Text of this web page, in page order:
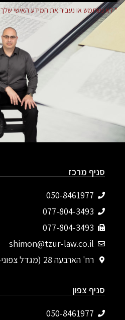
* לא נשתמש או נעביר את המידע האישי שלך
סניף מרכז
050-8461977
077-804-3493‬
077-804-3493
shimon@tzur-law.co.il
רח' הארבעה 28 (מגדל צפוני-קומה 34), תל אביב
סניף צפון
050-8461977